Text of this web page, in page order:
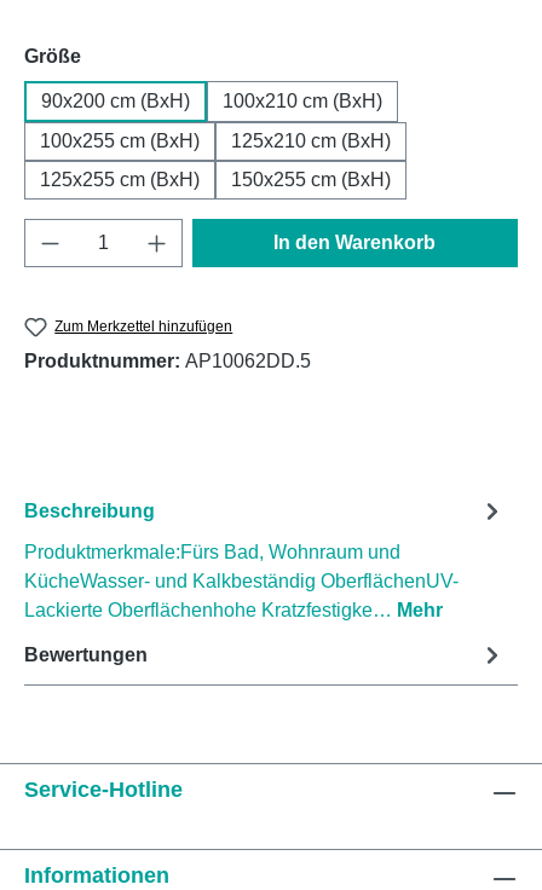
Größeauswählen
90x200 cm (BxH)
100x210 cm (BxH)
100x255 cm (BxH)
125x210 cm (BxH)
125x255 cm (BxH)
150x255 cm (BxH)
Produkt Anzahl: Gib den gewünschten
In den Warenkorb
Zum Merkzettel hinzufügen
Produktnummer: AP10062DD.5
Beschreibung
Produktmerkmale:Fürs Bad, Wohnraum und
KücheWasser- und Kalkbeständig OberflächenUV-
Lackierte Oberflächenhohe Kratzfestigke… Mehr
Bewertungen
Service-Hotline
Informationen